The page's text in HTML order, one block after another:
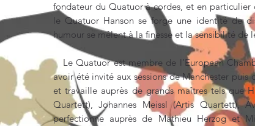
fondateur du Quatuor à cordes, et en particulier
le Quatuor Hanson se forge une identité de
humour se mêlent à la finesse et la sensibilité de
Le Quatuor est membre de l’European
avoir été invité aux sessions de Manchester puis
et travaille auprès de grands maîtres tels que
Quartett), Johannes Meissl (Artis Quartett),
perfectionne auprès de Mathieu Herzog et